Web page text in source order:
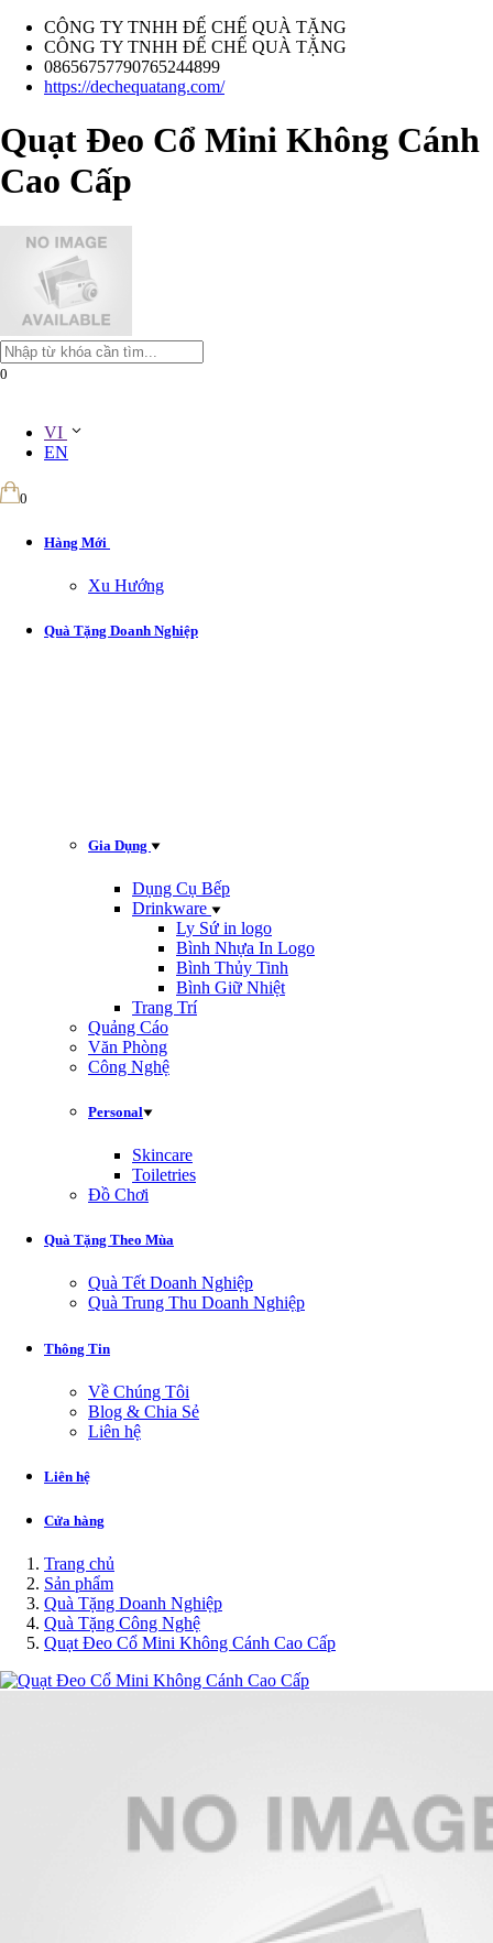
CÔNG TY TNHH ĐẾ CHẾ QUÀ TẶNG
CÔNG TY TNHH ĐẾ CHẾ QUÀ TẶNG
08656757790765244899
https://dechequatang.com/
Quạt Đeo Cổ Mini Không Cánh
Cao Cấp
0
VI
EN
0
Hàng Mới
Xu Hướng
Quà Tặng Doanh Nghiệp
Gia Dụng
Dụng Cụ Bếp
Drinkware
Ly Sứ in logo
Bình Nhựa In Logo
Bình Thủy Tinh
Bình Giữ Nhiệt
Trang Trí
Quảng Cáo
Văn Phòng
Công Nghệ
Personal
Skincare
Toiletries
Đồ Chơi
Quà Tặng Theo Mùa
Quà Tết Doanh Nghiệp
Quà Trung Thu Doanh Nghiệp
Thông Tin
Về Chúng Tôi
Blog & Chia Sẻ
Liên hệ
Liên hệ
Cửa hàng
Trang chủ
Sản phẩm
Quà Tặng Doanh Nghiệp
Quà Tặng Công Nghệ
Quạt Đeo Cổ Mini Không Cánh Cao Cấp